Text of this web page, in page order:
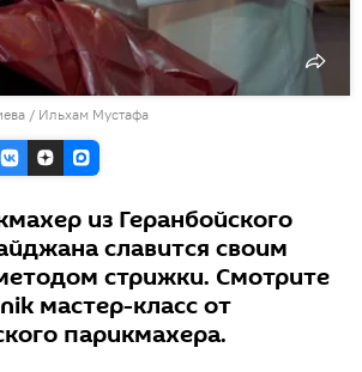
/ Ильхам Мустафа
из Геранбойского
славится своим
стрижки. Смотрите
мастер-класс от
парикмахера.